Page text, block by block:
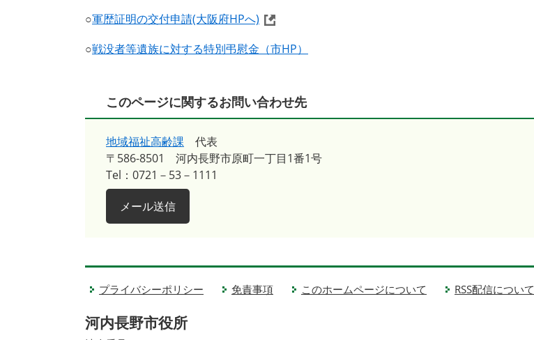
○軍歴証明の交付申請(大阪府HPへ)
○戦没者等遺族に対する特別弔慰金（市HP）
このページに関するお問い合わせ先
地域福祉高齢課
代表
〒586-8501
河内長野市原町一丁目1番1号
Tel：0721－53－1111
メール送信
プライバシーポリシー 免責事項 このホームページについて RSS配信について
河内長野市役所